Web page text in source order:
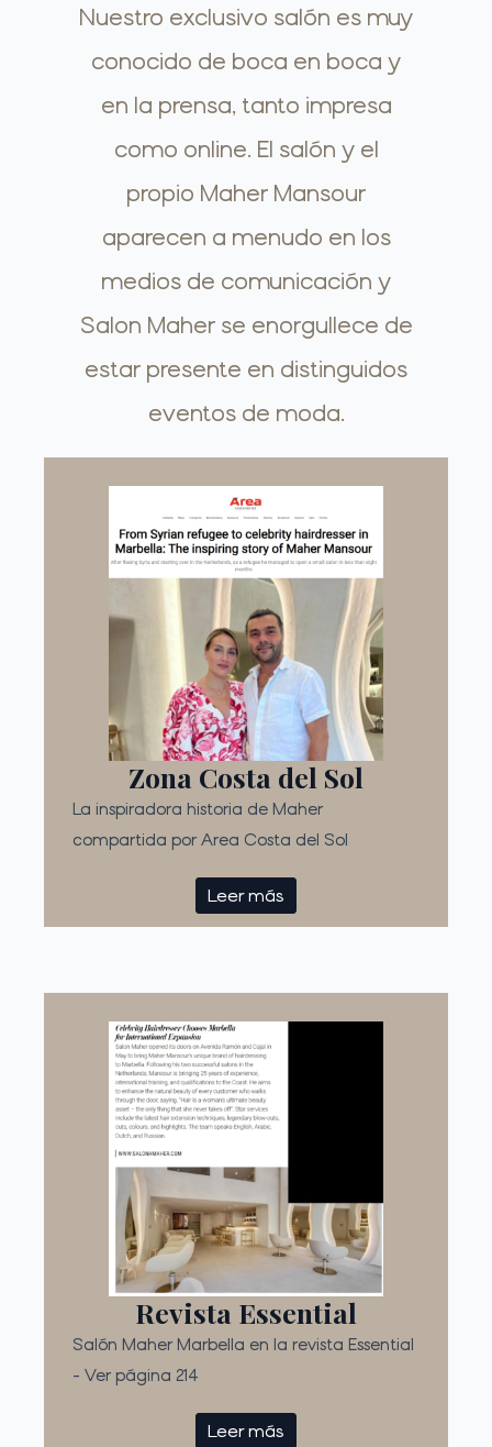
Nuestro exclusivo salón es muy
conocido de boca en boca y
en la prensa, tanto impresa
como online. El salón y el
propio Maher Mansour
aparecen a menudo en los
medios de comunicación y
Salon Maher se enorgullece de
estar presente en distinguidos
eventos de moda.
Zona Costa del Sol
La inspiradora historia de Maher
compartida por Area Costa del Sol
Leer más
Revista Essential
Salón Maher Marbella en la revista Essential
- Ver página 214
Leer más